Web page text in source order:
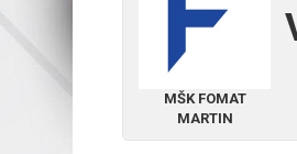
MŠK FOMAT
MARTIN